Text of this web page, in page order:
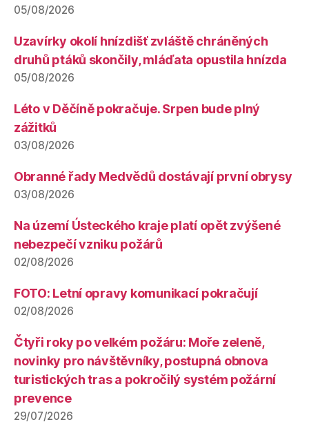
05/08/2026
Uzavírky okolí hnízdišť zvláště chráněných
druhů ptáků skončily, mláďata opustila hnízda
05/08/2026
Léto v Děčíně pokračuje. Srpen bude plný
zážitků
03/08/2026
Obranné řady Medvědů dostávají první obrysy
03/08/2026
Na území Ústeckého kraje platí opět zvýšené
nebezpečí vzniku požárů
02/08/2026
FOTO: Letní opravy komunikací pokračují
02/08/2026
Čtyři roky po velkém požáru: Moře zeleně,
novinky pro návštěvníky, postupná obnova
turistických tras a pokročilý systém požární
prevence
29/07/2026